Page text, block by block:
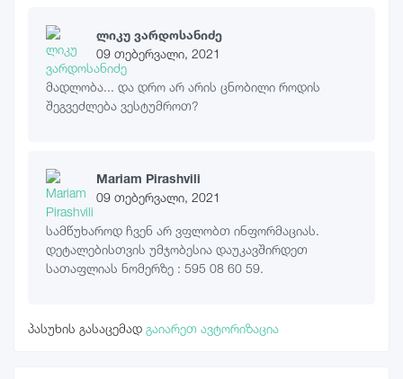
ლიკუ ვარდოსანიძე
09 თებერვალი, 2021
მადლობა... და დრო არ არის ცნობილი როდის
შეგვეძლება ვესტუმროთ?
Mariam Pirashvili
09 თებერვალი, 2021
სამწუხაროდ ჩვენ არ ვფლობთ ინფორმაციას.
დეტალებისთვის უმჯობესია დაუკავშირდეთ
სათაფლიას ნომერზე : 595 08 60 59.
პასუხის გასაცემად გაიარეთ ავტორიზაცია